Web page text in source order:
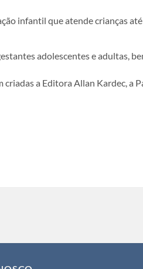
infantil que atende crianças
adolescentes e adultas,
a Editora Allan Kardec, a